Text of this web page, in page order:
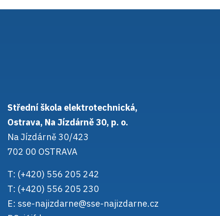
Střední škola elektrotechnická,
Ostrava, Na Jízdárně 30, p. o.
Na Jízdárně 30/423
702 00 OSTRAVA
T: (+420) 556 205 242
T: (+420) 556 205 230
E: sse-najizdarne@sse-najizdarne.cz